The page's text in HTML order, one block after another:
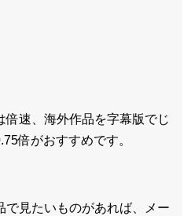
速、海外作品を字幕版でじ
倍がおすすめです。
見たいものがあれば、
メー